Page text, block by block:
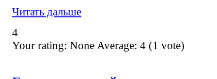
Читать дальше
4
Your rating: None Average: 4 (1 vote)